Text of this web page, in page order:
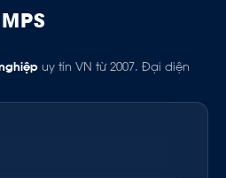
uy tín VN từ 2007. Đại diện